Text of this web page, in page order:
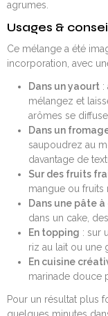
agrumes.
Usages &
Ce mélange a été
incorporation, avec
Dans un yaourt:
mélangez et
arômes se
Dans un
saupoudrez au
davantage de
Sur des fruits
mangue ou fruits
Dans une pâte
dans un cake,
En topping : sur
riz au lait ou une
En cuisine
marinade douce
Pour un résultat plus